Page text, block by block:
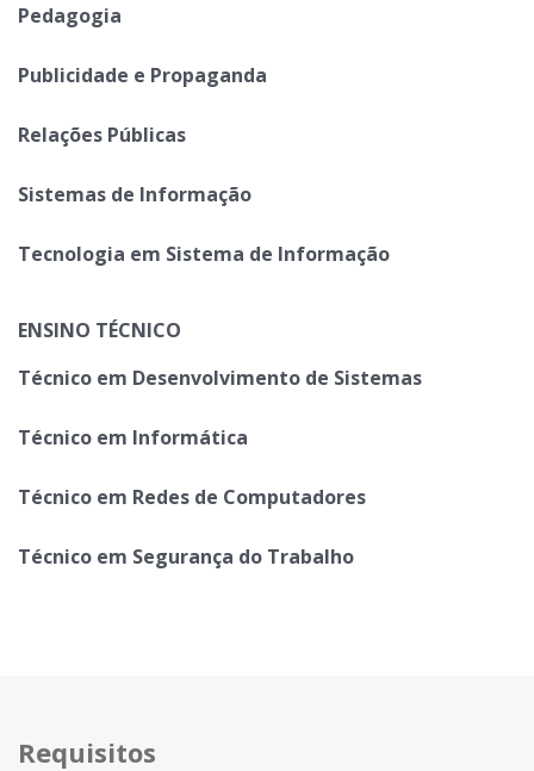
Pedagogia
Publicidade e Propaganda
Relações Públicas
Sistemas de Informação
Tecnologia em Sistema de Informação
ENSINO TÉCNICO
Técnico em Desenvolvimento de Sistemas
Técnico em Informática
Técnico em Redes de Computadores
Técnico em Segurança do Trabalho
Requisitos